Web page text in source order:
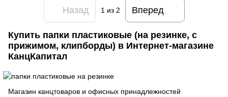
Назад 1 из 2 Вперед
Купить папки пластиковые (на резинке, с
прижимом, клипборды) в Интернет-магазине
КанцКапитал
Магазин канцтоваров и офисных принадлежностей